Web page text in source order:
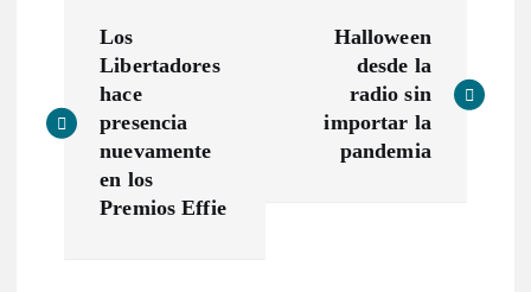
v
Los
Libertadores
hace
presencia
nuevamente
en los
Premios Effie
Halloween
desde la
radio sin
importar la
pandemia